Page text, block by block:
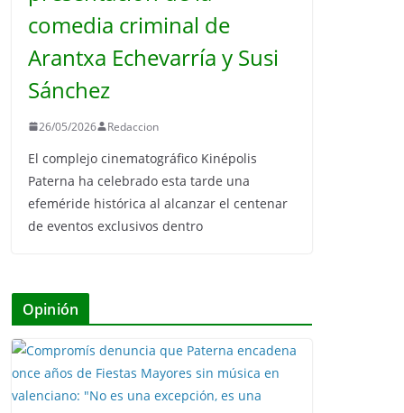
comedia criminal de
Arantxa Echevarría y Susi
Sánchez
26/05/2026 Redaccion
El complejo cinematográfico Kinépolis
Paterna ha celebrado esta tarde una
efeméride histórica al alcanzar el centenar
de eventos exclusivos dentro
Opinión